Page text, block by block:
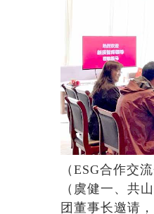
（ESG合作交
（虞健一、共
团董事长邀请